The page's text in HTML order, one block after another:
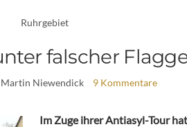
Ruhrgebiet
falscher
Martin Niewendick 9 Kommentare
Im Zuge ihrer Antiasyl-Tour